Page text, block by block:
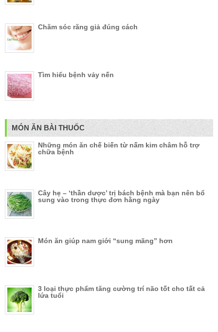
Chăm sóc răng giả đúng cách
Tìm hiểu bệnh vảy nến
MÓN ĂN BÀI THUỐC
Những món ăn chế biến từ nấm kim châm hỗ trợ
chữa bệnh
Cây hẹ – ‘thần dược’ trị bách bệnh mà bạn nên bổ
sung vào trong thực đơn hằng ngày
Món ăn giúp nam giới “sung mãng” hơn
3 loại thực phẩm tăng cường trí não tốt cho tất cả
lứa tuổi